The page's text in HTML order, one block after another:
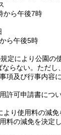
ら午後7時
ら午後5時
定により公園の
らない。 ただし
項及び行事内容
許可申請書につ
より使用料の減
料の減免を決定